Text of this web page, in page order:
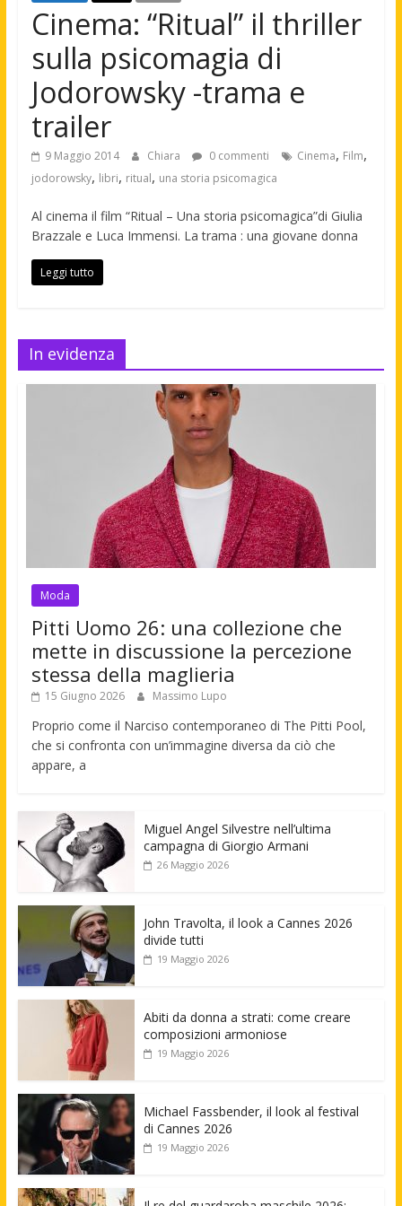
Cinema: “Ritual” il thriller
sulla psicomagia di
Jodorowsky -trama e
trailer
9 Maggio 2014 Chiara 0 commenti Cinema, Film,
jodorowsky, libri, ritual, una storia psicomagica
Al cinema il film “Ritual – Una storia psicomagica”di Giulia
Brazzale e Luca Immensi. La trama : una giovane donna
Leggi tutto
In evidenza
Moda
Pitti Uomo 26: una collezione che
mette in discussione la percezione
stessa della maglieria
15 Giugno 2026 Massimo Lupo
Proprio come il Narciso contemporaneo di The Pitti Pool,
che si confronta con un’immagine diversa da ciò che
appare, a
Miguel Angel Silvestre nell’ultima
campagna di Giorgio Armani
26 Maggio 2026
John Travolta, il look a Cannes 2026
divide tutti
19 Maggio 2026
Abiti da donna a strati: come creare
composizioni armoniose
19 Maggio 2026
Michael Fassbender, il look al festival
di Cannes 2026
19 Maggio 2026